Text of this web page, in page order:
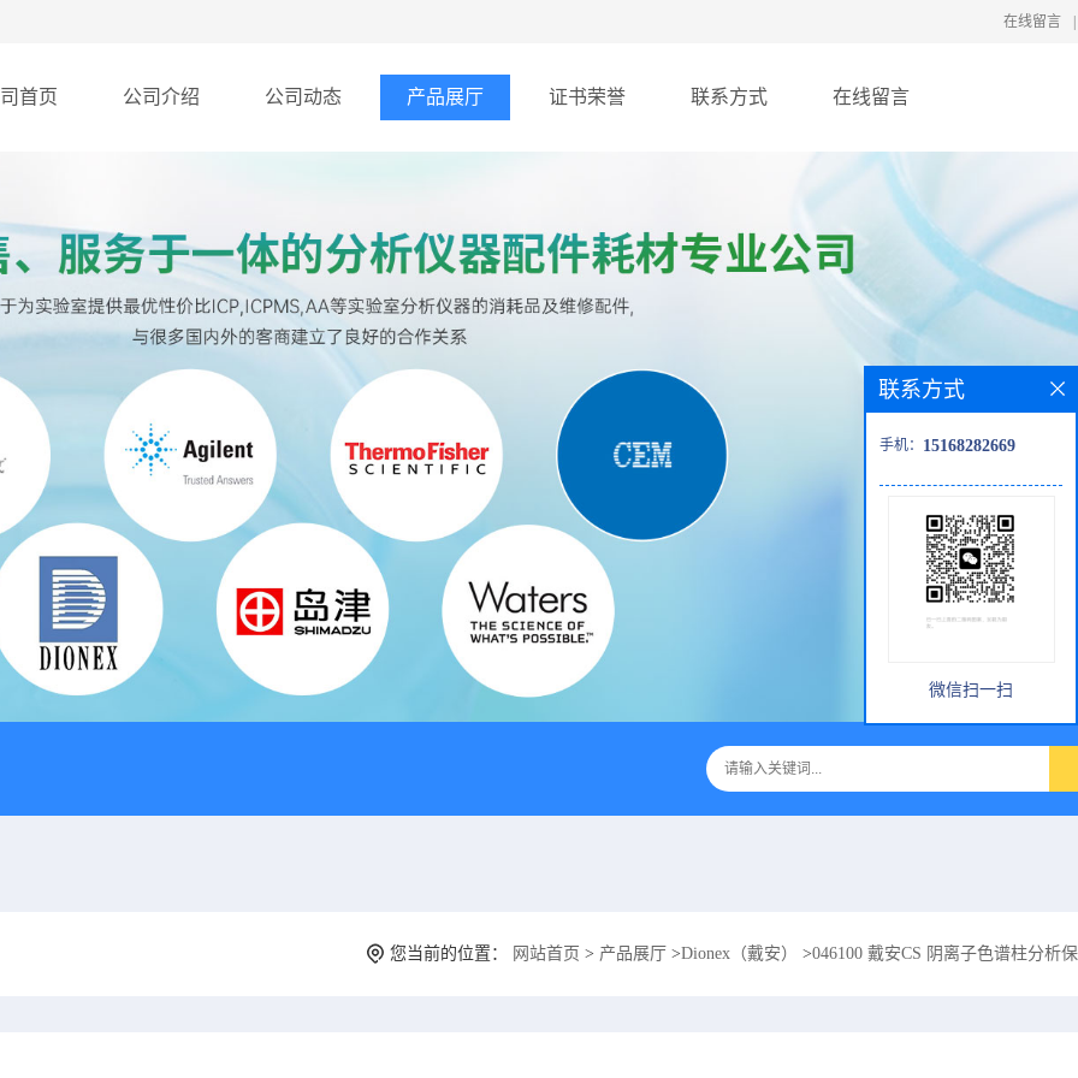
在线留言
首页 公司介绍 公司动态 产品展厅 证书荣誉 联系方式 在线留言
您当前的位置： 网站首页 > 产品展厅 >Dionex（戴安） >046100 戴安CS 阴离子色谱柱分析
联系方式
手机： 15168282669
微信扫一扫